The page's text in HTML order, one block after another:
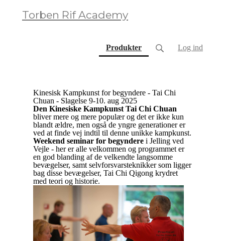
Torben Rif Academy
Produkter(current) Log ind
Kinesisk Kampkunst for begyndere - Tai Chi
Chuan - Slagelse 9-10. aug 2025
Den Kinesiske Kampkunst Tai Chi Chuan
bliver mere og mere populær og det er ikke kun
blandt ældre, men også de yngre generationer er
ved at finde vej indtil til denne unikke kampkunst.
Weekend seminar for begyndere i Jelling ved
Vejle - her er alle velkommen og programmet er
en god blanding af de velkendte langsomme
bevægelser, samt selvforsvarsteknikker som ligger
bag disse bevægelser, Tai Chi Qigong krydret
med teori og historie.